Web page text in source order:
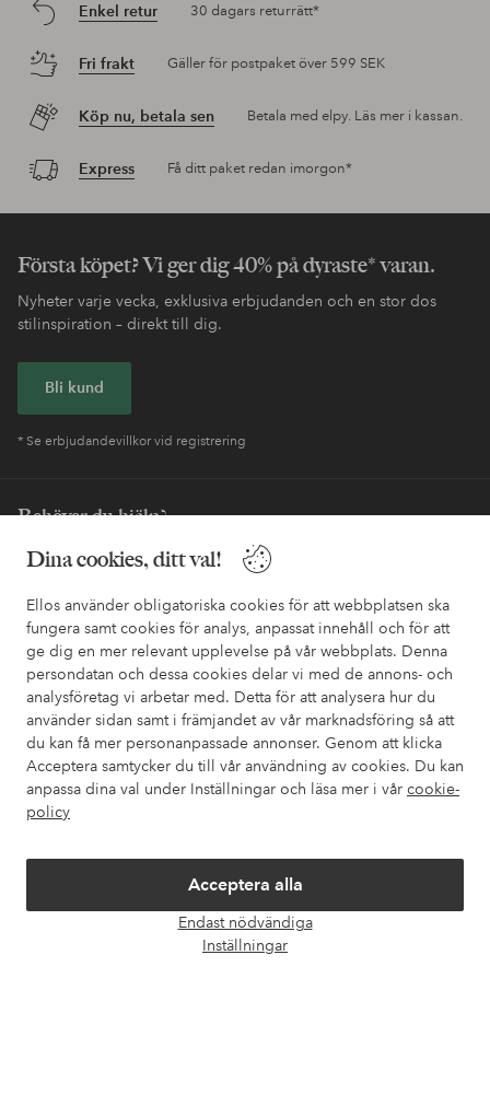
Dina cookies, ditt val!
Ellos använder obligatoriska cookies för att webbplatsen ska
fungera samt cookies för analys, anpassat innehåll och för att
ge dig en mer relevant upplevelse på vår webbplats. Denna
persondatan och dessa cookies delar vi med de annons- och
analysföretag vi arbetar med. Detta för att analysera hur du
använder sidan samt i främjandet av vår marknadsföring så att
du kan få mer personanpassade annonser. Genom att klicka
Acceptera samtycker du till vår användning av cookies. Du kan
anpassa dina val under Inställningar och läsa mer i vår cookie-
policy
Acceptera alla
Endast nödvändiga
Inställningar
Enkel retur 30 dagars returrätt*
Fri frakt Gäller för postpaket över 599 SEK
Köp nu, betala sen Betala med elpy. Läs mer i kassan.
Express Få ditt paket redan imorgon*
Första köpet? Vi ger dig 40% på dyraste* varan.
Nyheter varje vecka, exklusiva erbjudanden och en stor dos
stilinspiration – direkt till dig.
Bli kund
* Se erbjudandevillkor vid registrering
Behöver du hjälp?
I vår FAQ hittar du svaren på de vanligaste frågorna. Här finns
också information om hur du enklast kontaktar oss.
Kundservice Beställning Betalsätt
Mina sidor
Om Ellos
Villkor